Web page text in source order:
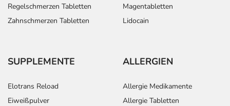
Regelschmerzen Tabletten
Zahnschmerzen Tabletten
Magentabletten
Lidocain
SUPPLEMENTE
Elotrans Reload
Eiweißpulver
ALLERGIEN
Allergie Medikamente
Allergie Tabletten